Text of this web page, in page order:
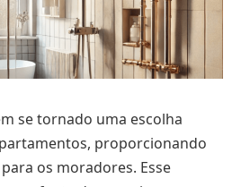
se tornado uma escolha
proporcionando
os moradores. Esse